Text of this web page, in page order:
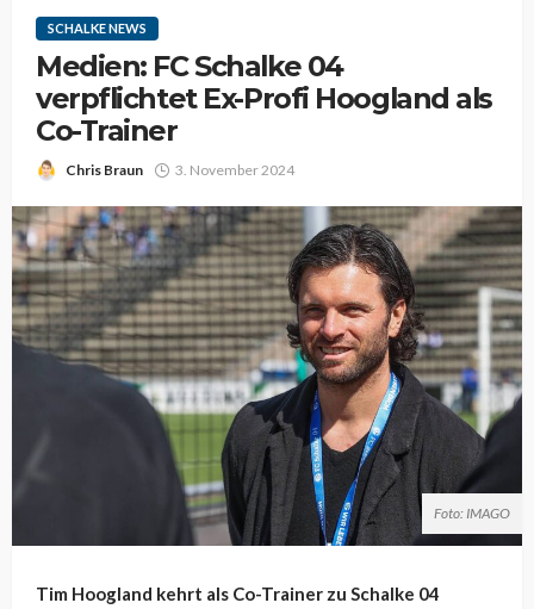
SCHALKE NEWS
Medien: FC Schalke 04
verpflichtet Ex-Profi Hoogland als
Co-Trainer
Chris Braun 3. November 2024
Foto: IMAGO
Tim Hoogland kehrt als Co-Trainer zu Schalke 04